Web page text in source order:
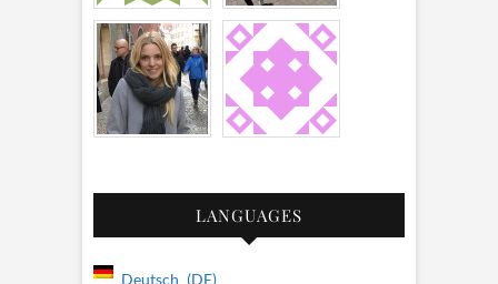
LANGUAGES
Deutsch
DE